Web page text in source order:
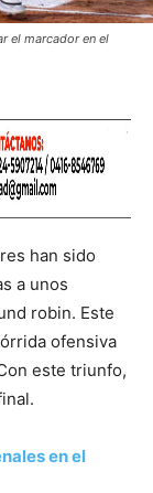
el marcador en el
han sido
a unos
robin. Este
ofensiva
este triunfo,
en el